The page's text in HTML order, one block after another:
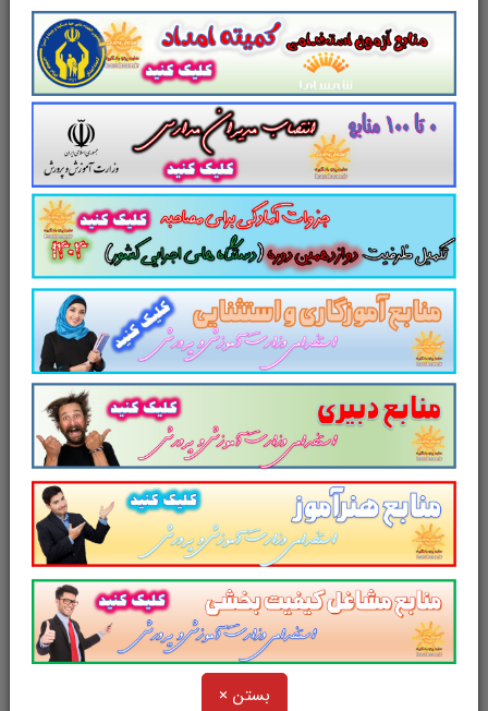
بستن ×
منابع عمومی دوازدهمین امتحان
مشترک فراگیر دستگاه های اجرایی کشور
تست منابع عمومی دوازدهمین
امتحان مشترک فراگیر دستگاه های اجرایی
کشور
سایر منابع دوازدهمین امتحان
مشترک فراگیر دستگاه‌های اجرایی
شامل منابع: